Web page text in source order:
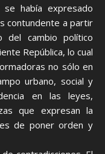
se había expresado
contundente a partir
del cambio político
República, lo cual
no sólo en
urbano, social y
en las leyes,
que expresan la
de poner orden y